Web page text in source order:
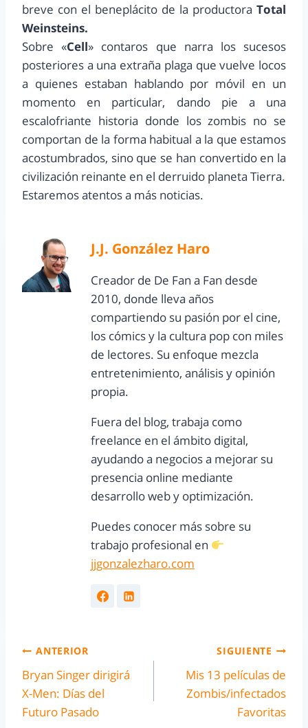
breve con el beneplácito de la productora Total
Weinsteins.
Sobre «Cell» contaros que narra los sucesos
posteriores a una extraña plaga que vuelve locos
a quienes estaban hablando por móvil en un
momento en particular, dando pie a una
escalofriante historia donde los zombis no se
comportan de la forma habitual a la que estamos
acostumbrados, sino que se han convertido en la
civilización reinante en el derruido planeta Tierra.
Estaremos atentos a más noticias.
J.J. González Haro
Creador de De Fan a Fan desde
2010, donde lleva años
compartiendo su pasión por el cine,
los cómics y la cultura pop con miles
de lectores. Su enfoque mezcla
entretenimiento, análisis y opinión
propia.
Fuera del blog, trabaja como
freelance en el ámbito digital,
ayudando a negocios a mejorar su
presencia online mediante
desarrollo web y optimización.
Puedes conocer más sobre su
trabajo profesional en
jjgonzalezharo.com
ANTERIOR
Bryan Singer dirigirá
X-Men: Días del
Futuro Pasado
SIGUIENTE
Mis 13 películas de
Zombis/infectados
Favoritas